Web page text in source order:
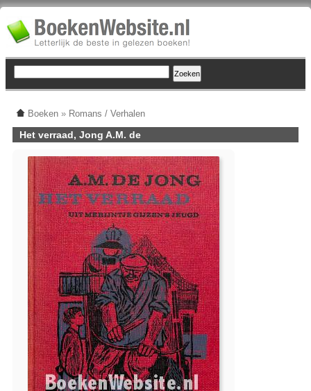
Boeken » Romans / Verhalen
Het verraad, Jong A.M. de